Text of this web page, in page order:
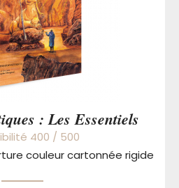
: Les Essentiels
400 / 500
couleur cartonnée rigide